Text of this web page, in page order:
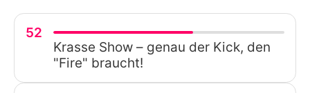
52
Krasse Show – genau der Kick, den
"Fire" braucht!